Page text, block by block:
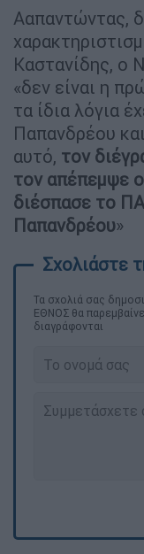
Ααπαντώντας,
Καστανίδης, ο
«δεν είναι η
τα ίδια λόγια
Παπανδρέου
αυτό, τον
τον απέπεμψε
διέσπασε το
Παπανδρέου»
Τα σχολιά σας
ΕΘΝΟΣ θα
διαγράφονται